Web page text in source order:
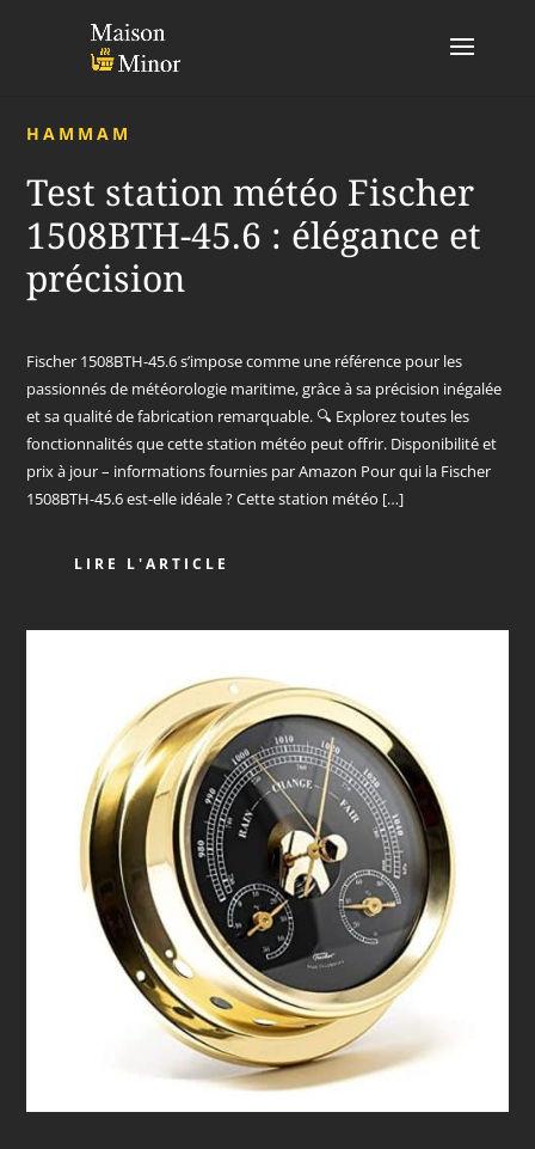
HAMMAM
Test station météo Fischer
1508BTH-45.6 : élégance et
précision
Fischer 1508BTH-45.6 s’impose comme une référence pour les
passionnés de météorologie maritime, grâce à sa précision inégalée
et sa qualité de fabrication remarquable. 🔍 Explorez toutes les
fonctionnalités que cette station météo peut offrir. Disponibilité et
prix à jour – informations fournies par Amazon Pour qui la Fischer
1508BTH-45.6 est-elle idéale ? Cette station météo […]
LIRE L'ARTICLE